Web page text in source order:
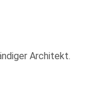
Architekt.